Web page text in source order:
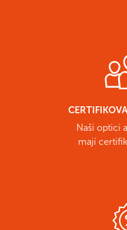
Naši optici
mají